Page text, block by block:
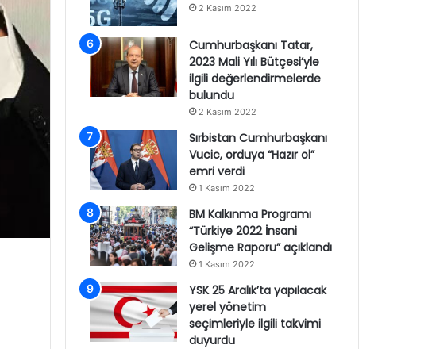
2 Kasım 2022
Cumhurbaşkanı Tatar,
2023 Mali Yılı Bütçesi’yle
ilgili değerlendirmelerde
bulundu
2 Kasım 2022
Sırbistan Cumhurbaşkanı
Vucic, orduya “Hazır ol”
emri verdi
1 Kasım 2022
BM Kalkınma Programı
“Türkiye 2022 İnsani
Gelişme Raporu” açıklandı
1 Kasım 2022
YSK 25 Aralık’ta yapılacak
yerel yönetim
seçimleriyle ilgili takvimi
duyurdu